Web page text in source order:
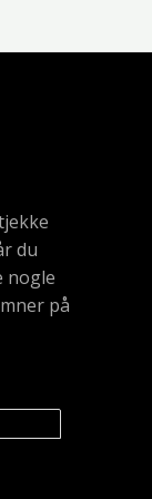
du
nogle
på